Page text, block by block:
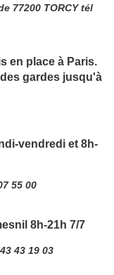
77200 TORCY tél
en place à Paris.
gardes jusqu'à
vendredi et 8h-
55 00
8h-21h 7/7
43 19 03